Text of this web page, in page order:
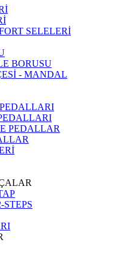
SELELERİ
BORUSU
- MANDAL
PEDALLAR